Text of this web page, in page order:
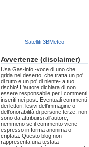
Satelliti 3BMeteo
Avvertenze (disclaimer)
Usa Gas-info -voce di uno che
grida nel deserto, che tratta un po'
di tutto e un po' di niente- a tuo
rischio! L'autore dichiara di non
essere responsabile per i commenti
inseriti nei post. Eventuali commenti
dei lettori, lesivi dell'immagine o
dell'onorabilità di persone terze, non
sono da attribuirsi all'autore,
nemmeno se il commento viene
espresso in forma anonima o
criptata. Questo blog non
rappresenta una testata